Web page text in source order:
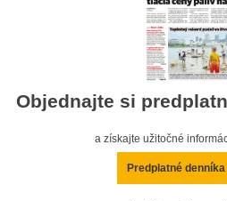
Objednajte si
a získajte užitočné
Predplatné